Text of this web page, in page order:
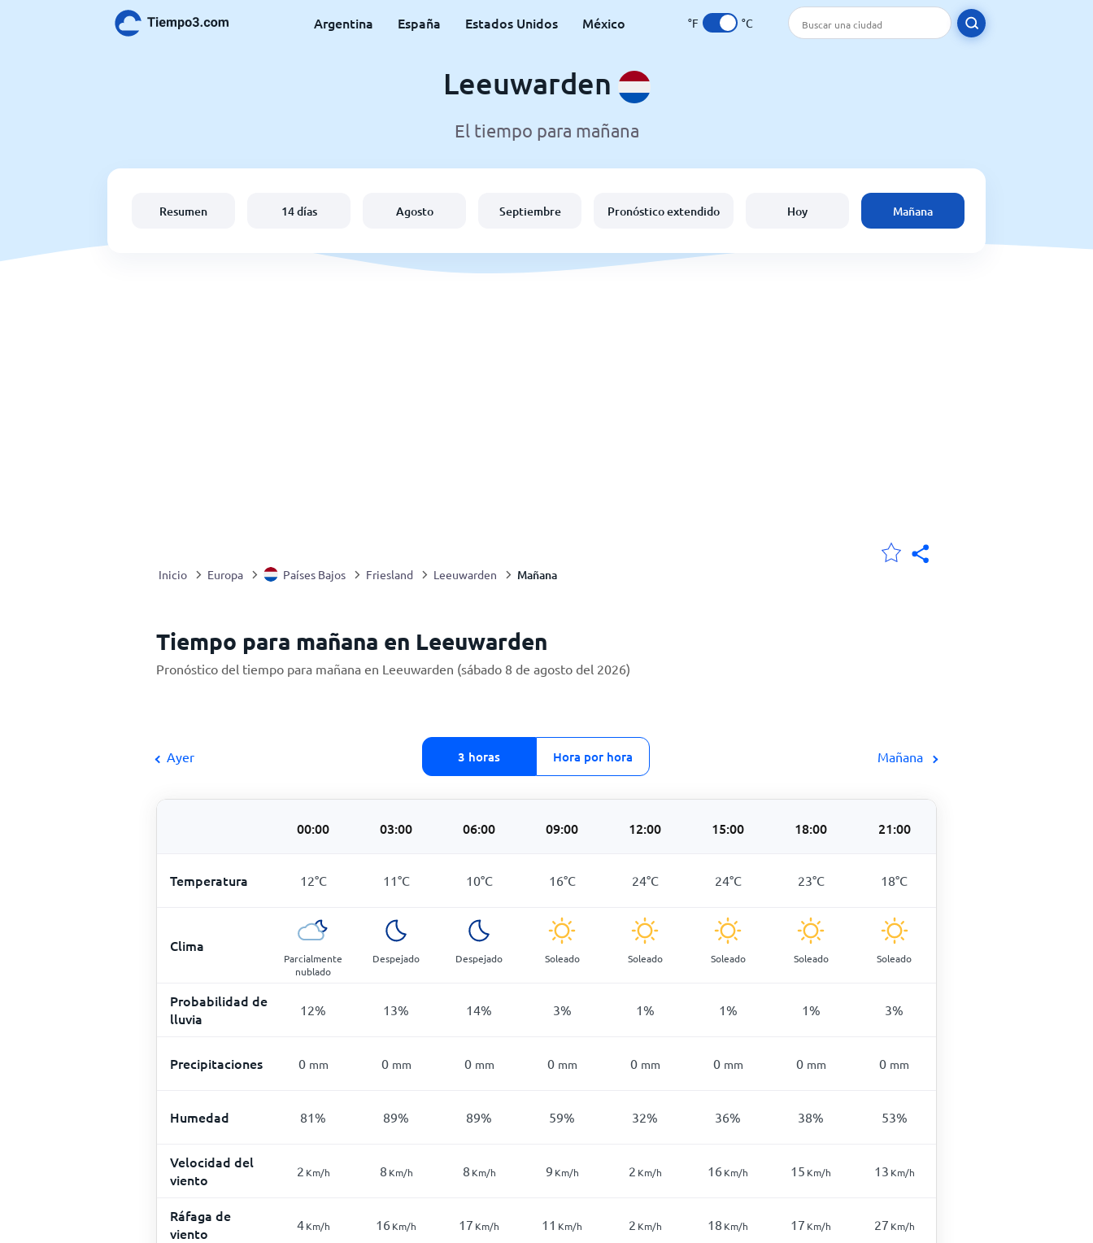
Argentina España Estados Unidos México °F °C
Leeuwarden
El tiempo para mañana
Resumen 14 días Agosto Septiembre Pronóstico extendido Hoy Mañana
Inicio Europa Países Bajos Friesland Leeuwarden Mañana
Tiempo para mañana en Leeuwarden
Pronóstico del tiempo para mañana en Leeuwarden (sábado 8 de agosto del 2026)
Ayer 3 horas Hora por hora Mañana
00:00 03:00 06:00 09:00 12:00 15:00 18:00 21:00
Temperatura 12°C 11°C 10°C 16°C 24°C 24°C 23°C 18°C
Clima
Parcialmente
nublado
Despejado Despejado Soleado Soleado Soleado Soleado Soleado
Probabilidad de
lluvia
12% 13% 14% 3% 1% 1% 1% 3%
Precipitaciones 0 mm 0 mm 0 mm 0 mm 0 mm 0 mm 0 mm 0 mm
Humedad 81% 89% 89% 59% 32% 36% 38% 53%
Velocidad del
viento
2 Km/h 8 Km/h 8 Km/h 9 Km/h 2 Km/h 16Km/h 15 Km/h 13 Km/h
Ráfaga de
viento
4 Km/h 16Km/h 17 Km/h 11 Km/h 2 Km/h 18 Km/h 17 Km/h 27 Km/h